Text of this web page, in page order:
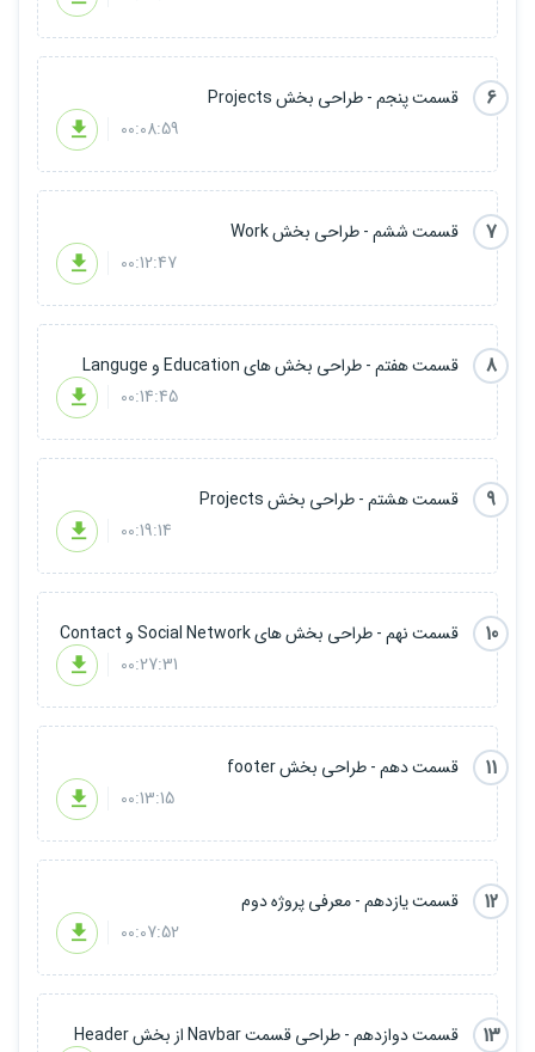
6
قسمت پنجم - طراحی بخش Projects
00:08:59
7
قسمت ششم - طراحی بخش Work
00:12:47
8
قسمت هفتم - طراحی بخش های Education و Languge
00:14:45
9
قسمت هشتم - طراحی بخش Projects
00:19:14
10
قسمت نهم - طراحی بخش های Social Network و Contact
00:27:31
11
قسمت دهم - طراحی بخش footer
00:13:15
12
قسمت یازدهم - معرفی پروژه دوم
00:07:52
13
قسمت دوازدهم - طراحی قسمت Navbar از بخش Header